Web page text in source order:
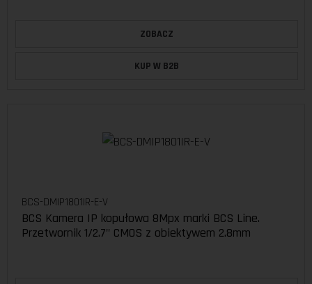
ZOBACZ
KUP W B2B
BCS-DMIP1801IR-E-V
BCS Kamera IP kopułowa 8Mpx marki BCS Line.
Przetwornik 1/2.7" CMOS z obiektywem 2.8mm